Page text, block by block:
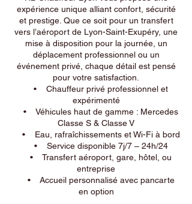
expérience unique alliant confort, sécurité
et prestige. Que ce soit pour un transfert
vers l’aéroport de Lyon-Saint-Exupéry, une
mise à disposition pour la journée, un
déplacement professionnel ou un
événement privé, chaque détail est pensé
pour votre satisfaction.
• Chauffeur privé professionnel et
expérimenté
• Véhicules haut de gamme : Mercedes
Classe S & Classe V
• Eau, rafraîchissements et Wi-Fi à bord
• Service disponible 7j/7 – 24h/24
• Transfert aéroport, gare, hôtel, ou
entreprise
• Accueil personnalisé avec pancarte
en option